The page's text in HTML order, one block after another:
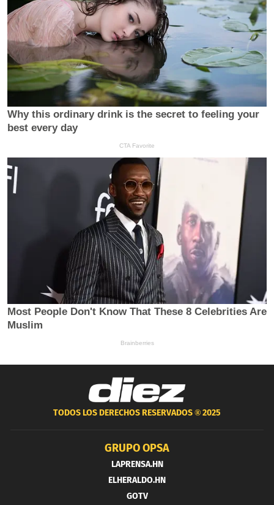
TODOS LOS DERECHOS RESERVADOS ®2025
GRUPO OPSA
LAPRENSA.HN
ELHERALDO.HN
GOTV